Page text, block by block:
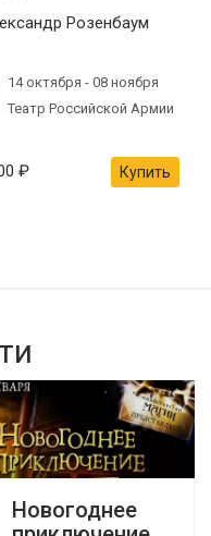
Розенбаум
14 октября - 08 ноября
Театр Российской Армии
₽ Купить
Новогоднее